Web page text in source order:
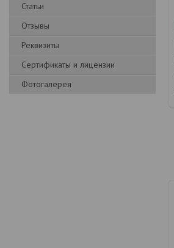
Статьи
Отзывы
Реквизиты
Сертификаты и лицензии
Фотогалерея